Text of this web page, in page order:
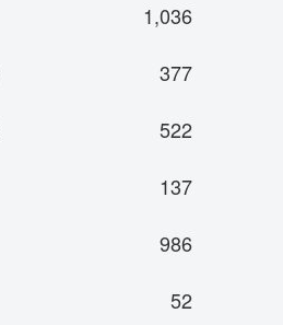
1,036
377
522
137
986
52